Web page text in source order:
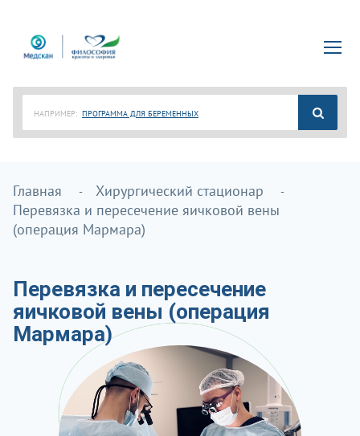
НАПРИМЕР: ПРОГРАММА ДЛЯ БЕРЕМЕННЫХ
Главная
Хирургический стационар
Перевязка и пересечение яичковой вены
(операция Мармара)
Перевязка и пересечение
яичковой вены (операция
Мармара)